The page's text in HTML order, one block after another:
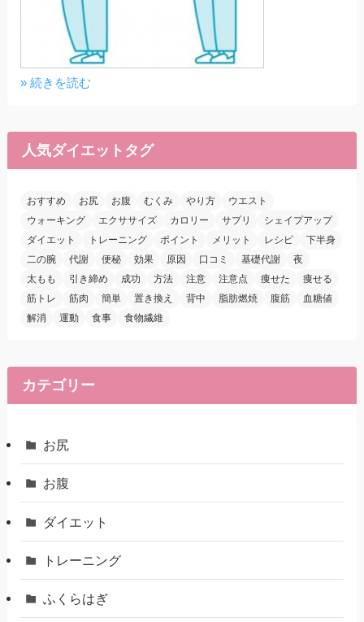
» 続きを読む
人気ダイエットタグ
おすすめ お尻 お腹 むくみ やり方
ウエスト
ウォーキング
エクササイズ カロリー サプリ
シェイプアップ
ダイエット
トレーニング ポイント メリット レシピ
下半身
二の腕
代謝 便秘 効果 原因 口コミ 基礎代謝
夜
太もも
引き締め 成功 方法 注意 注意点 痩せた
痩せる
筋トレ
筋肉 簡単 置き換え 背中 脂肪燃焼 腹筋
血糖値
解消
運動 食事 食物繊維
カテゴリー
お尻
お腹
ダイエット
トレーニング
ふくらはぎ